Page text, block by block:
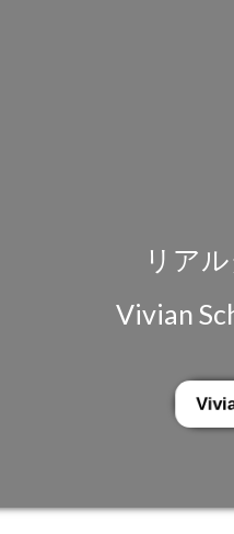
リア
Vivian